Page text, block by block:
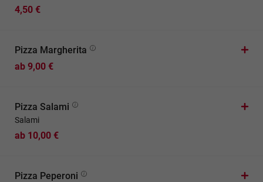
4,50 €
Pizza Margherita
ab 9,00 €
Pizza Salami
Salami
ab 10,00 €
Pizza Peperoni